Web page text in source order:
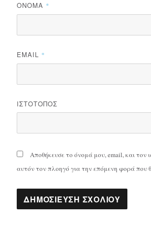
ΌΝΟΜΑ *
EMAIL *
ΙΣΤΌΤΟΠΟΣ
Αποθήκευσε το όνομά μου, email, και τον
αυτόν τον πλοηγό για την επόμενη φορά που